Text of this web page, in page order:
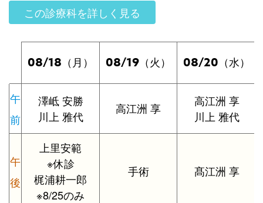
この診療科を詳しく見る
08/18 （月） 08/19 （火） 08/20 （水）
午
前
澤岻 安勝
川上 雅代
高江洲 享
高江洲 享
川上 雅代
午
後
上里安範
※休診
梶浦耕一郎
※8/25のみ
手術 髙江洲 享